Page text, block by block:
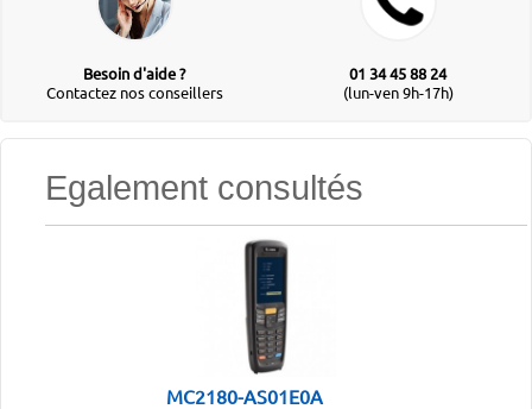
Besoin d'aide ?
Contactez nos conseillers
01 34 45 88 24
(lun-ven 9h-17h)
Egalement consultés
MC2180-AS01E0A